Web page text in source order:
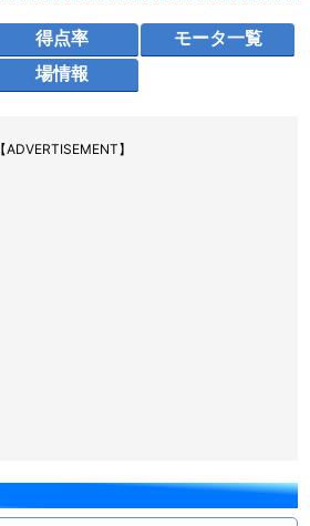
得点率
モータ一覧
場情報
【ADVERTISEMENT】